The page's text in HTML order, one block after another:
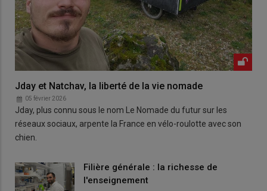
Jday et Natchav, la liberté de la vie nomade
05 février 2026
Jday, plus connu sous le nom Le Nomade du futur sur les
réseaux sociaux, arpente la France en vélo-roulotte avec son
chien.
Filière générale : la richesse de
l'enseignement